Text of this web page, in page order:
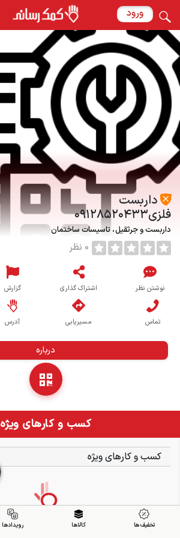
ورود
داربست
فلزی۰۹۱۲۸۵۲۰۴۳۳
داربست و جرثقیل تاسیسات ساختمان
0 نظر
نوشتن نظر اشتراک گذاری گزارش
تماس مسیریابی آدرس
درباره
کسب و کارهای ویژه
کسب و کارهای ویژه
تخفیف ها کالاها رویدادها